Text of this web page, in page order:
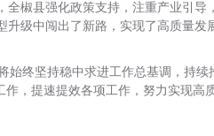
椒县强化政策支持，注重产业引导
级中闯出了新路，实现了高质量发
终坚持稳中求进工作总基调，持续
，提速提效各项工作，努力实现高